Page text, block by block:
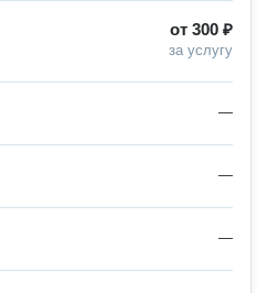
от 300 ₽
за услугу
—
—
—